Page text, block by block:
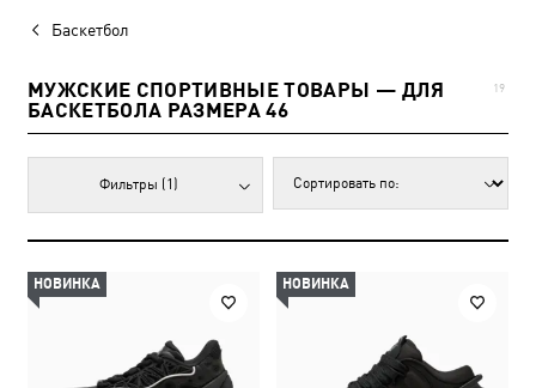
Баскетбол
МУЖСКИЕ СПОРТИВНЫЕ ТОВАРЫ — ДЛЯ
БАСКЕТБОЛА РАЗМЕРА 46
19
Фильтры (1)
НОВИНКА НОВИНКА